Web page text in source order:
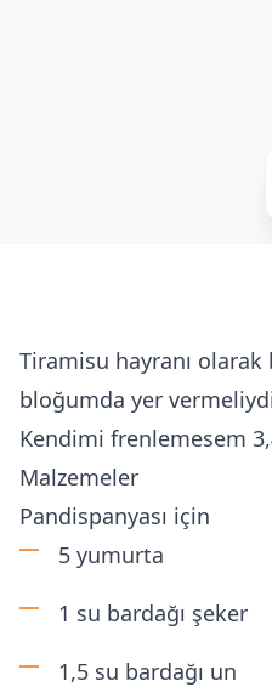
Tiramisu hayranı
bloğumda yer
Kendimi frenlemesem
Malzemeler
Pandispanyası için
5 yumurta
1 su bardağı şeker
1,5 su bardağı un